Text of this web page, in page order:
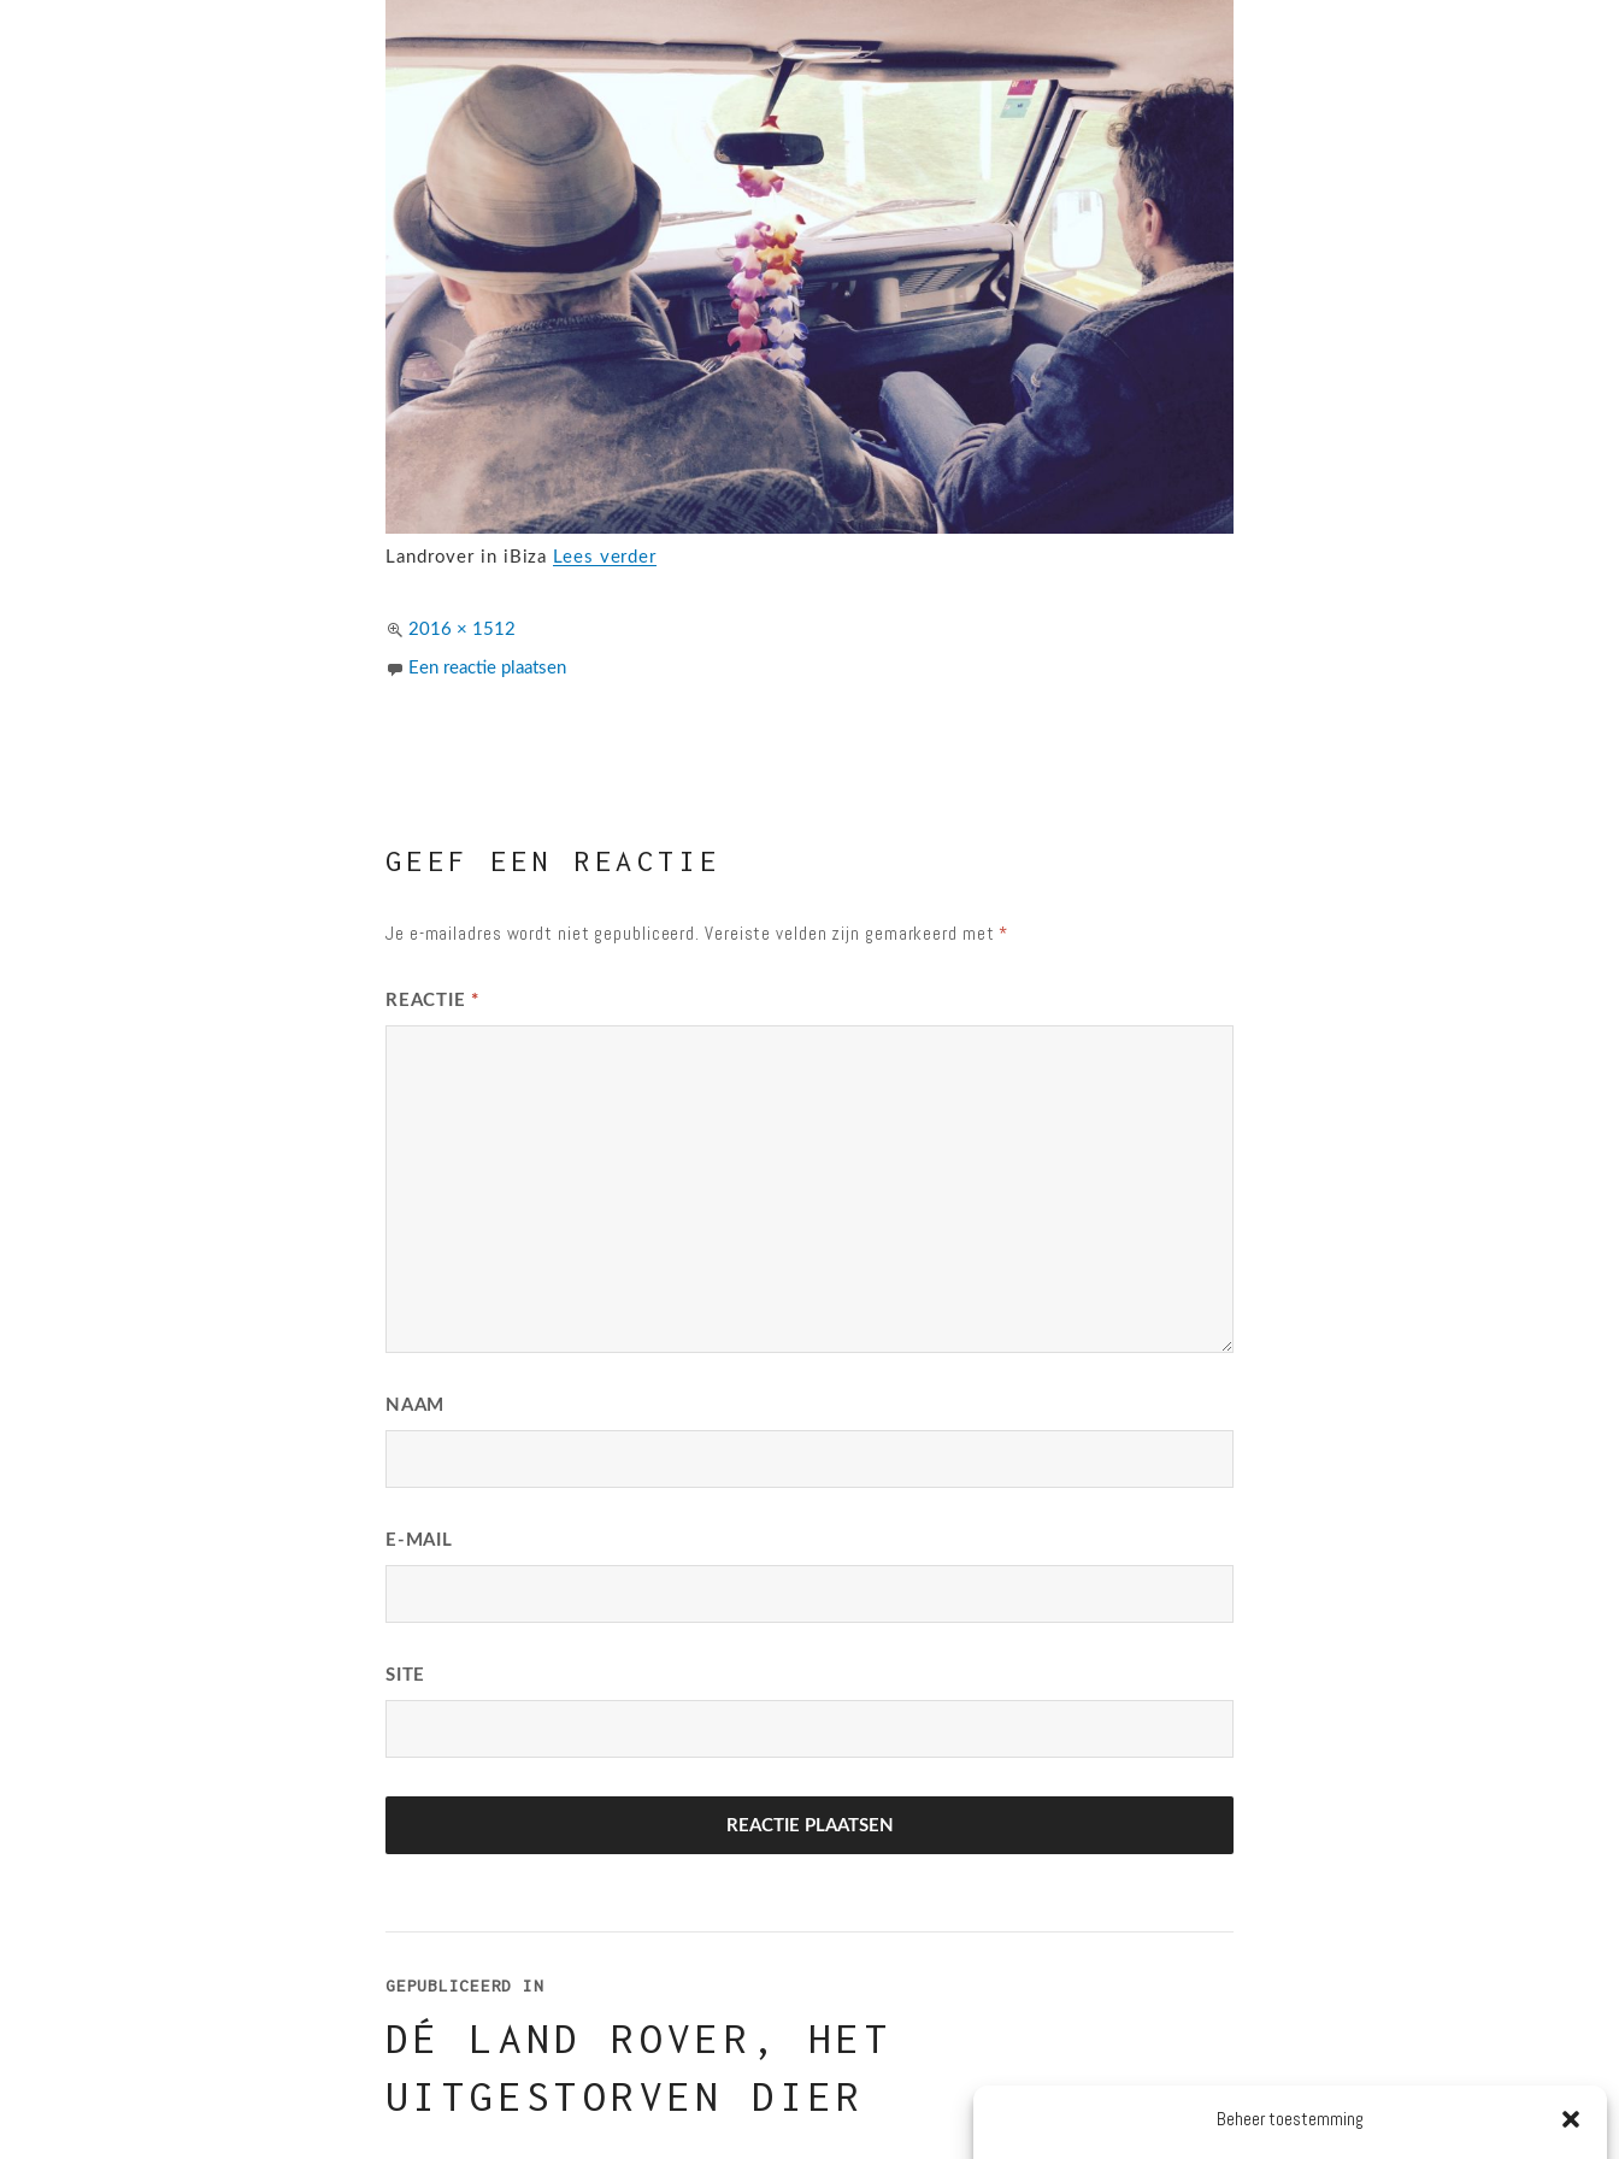
Beheer toestemming
Landrover in iBiza Lees verderFullSizeRender
Volledige
grootte
2016 × 1512
Een reactie plaatsen
GEEF EEN REACTIE
Je e-mailadres wordt niet gepubliceerd. Vereiste velden zijn gemarkeerd met *
REACTIE *
NAAM
E-MAIL
SITE
NAVIGATIE
GEPUBLICEERD IN
DÉ LAND ROVER, HET
UITGESTORVEN DIER